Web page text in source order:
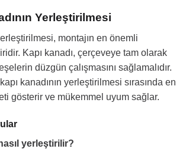
Yerleştirilmesi
montajın en önemli
Kapı kanadı, çerçeveye tam olarak
düzgün çalışmasını sağlamalıdır.
kanadının yerleştirilmesi sırasında en
gösterir ve mükemmel uyum sağlar.
yerleştirilir?